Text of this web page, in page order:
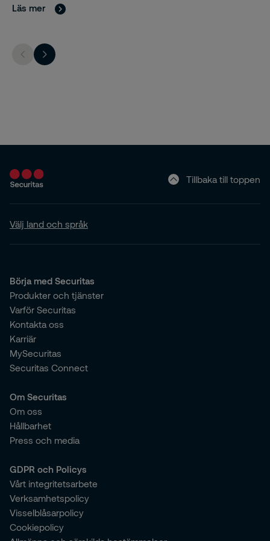
Läs mer
Tillbaka till toppen
Välj land och språk
Börja med Securitas
Produkter och tjänster
Varför Securitas
Kontakta oss
Karriär
MySecuritas
Securitas Connect
Om Securitas
Om oss
Hållbarhet
Press och media
GDPR och Policys
Vårt integritetsarbete
Verksamhetspolicy
Visselblåsarpolicy
Cookiepolicy